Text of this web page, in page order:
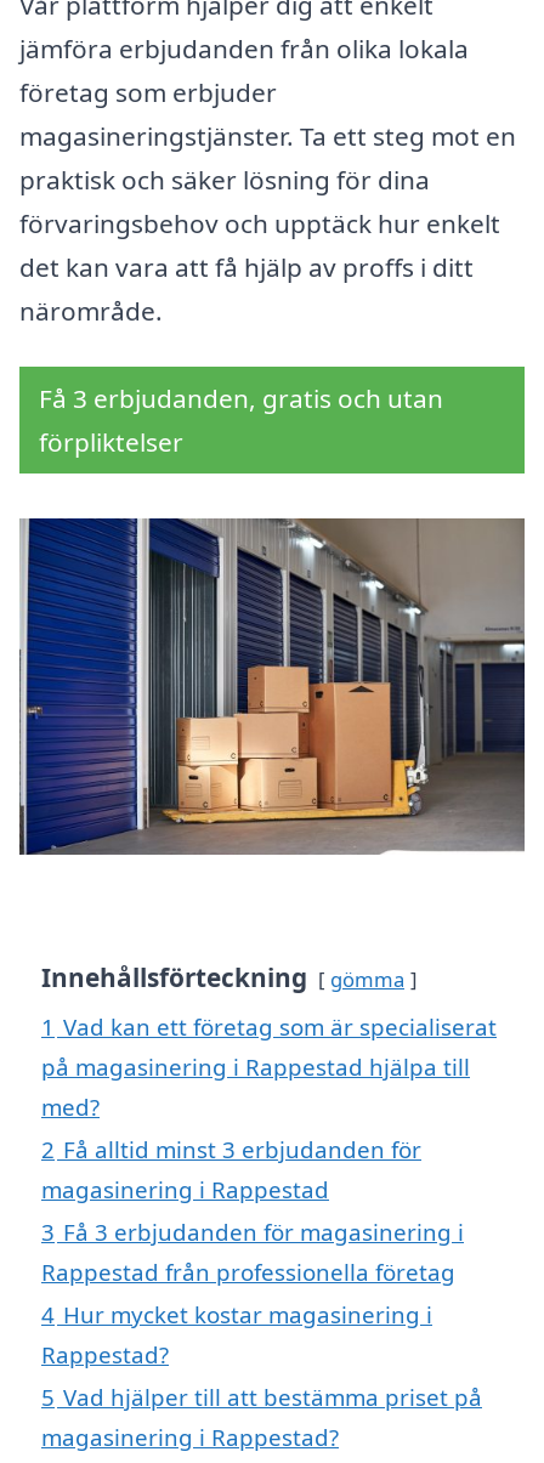
jämföra erbjudanden från olika lokala
företag som erbjuder
magasineringstjänster. Ta ett steg mot en
praktisk och säker lösning för dina
förvaringsbehov och upptäck hur enkelt
det kan vara att få hjälp av proffs i ditt
närområde.
Få 3 erbjudanden, gratis och utan
förpliktelser
Innehållsförteckning gömma
1 Vad kan ett företag som är specialiserat
på magasinering i Rappestad hjälpa till
med?
2 Få alltid minst 3 erbjudanden för
magasinering i Rappestad
3 Få 3 erbjudanden för magasinering i
Rappestad från professionella företag
4 Hur mycket kostar magasinering i
Rappestad?
5 Vad hjälper till att bestämma priset på
magasinering i Rappestad?